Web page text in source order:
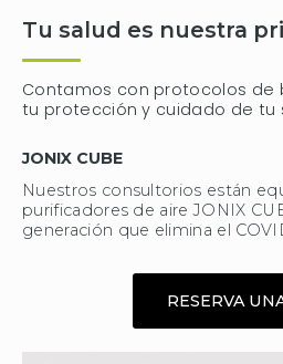
Tu salud es nuestra
Contamos con protocolos de
tu protección y cuidado de tu
JONIX CUBE
Nuestros consultorios están
purificadores de aire JONIX
generación que elimina el
RESERVA